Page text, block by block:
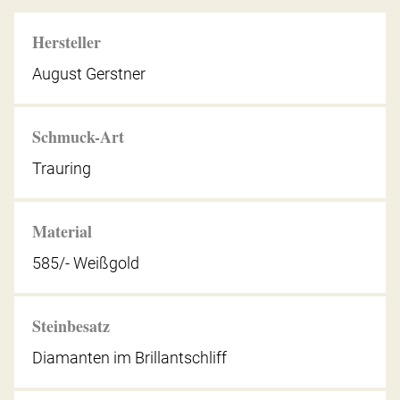
Hersteller
August Gerstner
Schmuck-Art
Trauring
Material
585/- Weißgold
Steinbesatz
Diamanten im Brillantschliff